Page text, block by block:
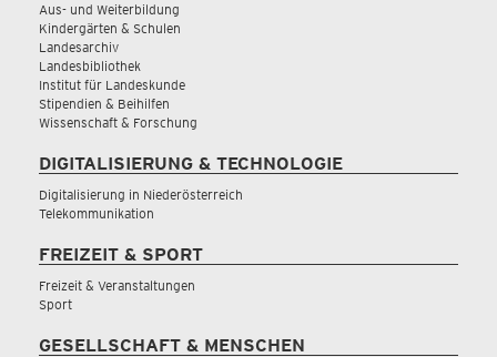
Aus- und Weiterbildung
Kindergärten & Schulen
Landesarchiv
Landesbibliothek
Institut für Landeskunde
Stipendien & Beihilfen
Wissenschaft & Forschung
DIGITALISIERUNG & TECHNOLOGIE
Digitalisierung in Niederösterreich
Telekommunikation
FREIZEIT & SPORT
Freizeit & Veranstaltungen
Sport
GESELLSCHAFT & MENSCHEN